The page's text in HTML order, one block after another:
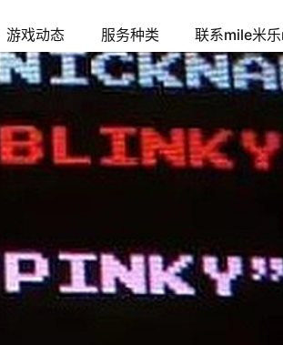
游戏动态 服务种类 联系mile米